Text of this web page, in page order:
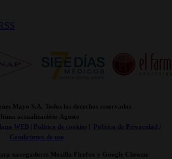
Mayo S.A. Todos los derechos reservados
actualización: Agosto
WEB| Politica de cookies|
Politica de Privacidad /
Condiciones de uso
navegadores Mozilla Firefox y Google Chrome